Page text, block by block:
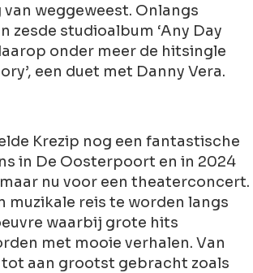
weggeweest. Onlangs
zesde studioalbum ‘Any Day
onder meer de hitsingle
een duet met Danny Vera.
Krezip nog een fantastische
in De Oosterpoort en in 2024
nu voor een theaterconcert.
muzikale reis te worden langs
waarbij grote hits
met mooie verhalen. Van
aan grootst gebracht zoals